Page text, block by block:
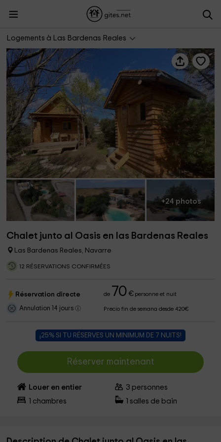
Logements à Las Bardenas Reales
Chalet junto al Oasis en las Bardenas Reales
+24 photos
Chalet junto al Oasis en las Bardenas Reales
Las Bardenas Reales, Navarre
12 RÉSERVATIONS CONFIRMÉES
Réservation directe de 70 €personne et nuit
Annulation 14 jours Precio fin de semana desde 420€
¡25% SI TU RÉSERVES UN MINIMUM DE 7 NUITS!
Réserver maintenant
Louer en entier 3 personnes
chambres salles de bain